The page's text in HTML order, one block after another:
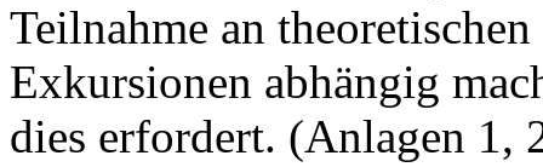
Teilnahme an
Exkursionen abhängig
dies erfordert. (Anlagen 1,